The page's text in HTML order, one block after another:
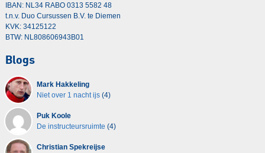
IBAN: NL34 RABO 0313 5582 48
t.n.v. Duo Cursussen B.V. te Diemen
KVK: 34125122
BTW: NL808606943B01
Blogs
Mark Hakkeling
Niet over 1 nacht ijs(4)
Puk Koole
De instructeursruimte (4)
Christian Spekreijse